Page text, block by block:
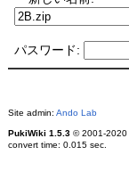
パスワード:
Site admin: Ando Lab
PukiWiki 1.5.3© 2001-2020
convert time: 0.015 sec.